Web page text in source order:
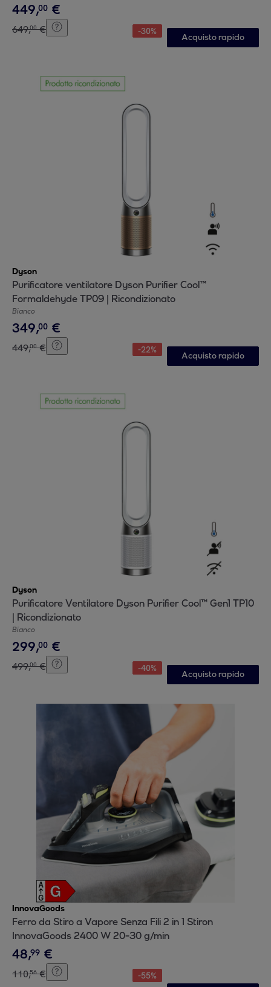
449,00 €
649,00 € -30%
Acquisto rapido
Dyson
Purificatore ventilatore Dyson Purifier Cool™
Formaldehyde TP09 | Ricondizionato
Bianco
349,00 €
449,00 € -22%
Acquisto rapido
Dyson
Purificatore Ventilatore Dyson Purifier Cool™ Gen1 TP10
| Ricondizionato
Bianco
299,00 €
499,00 € -40%
Acquisto rapido
InnovaGoods
Ferro da Stiro a Vapore Senza Fili 2 in 1 Stiron
InnovaGoods 2400 W 20-30 g/min
48,99 €
110,56 € -55%